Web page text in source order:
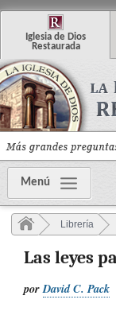
glesia de Dios
Restaurada
Menú
Librería
Las leyes
porDavid C. Pack